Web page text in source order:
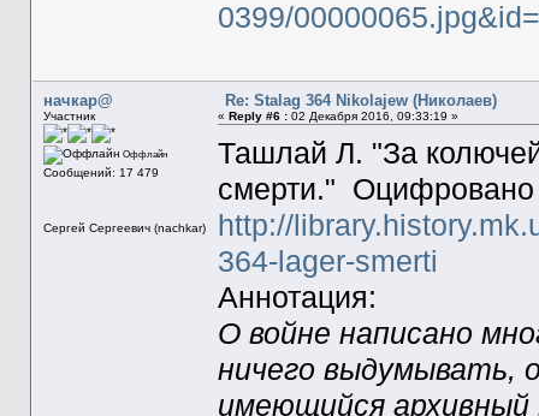
0399/
начкар@
Участник
Оффлайн
Сообщений: 17 479
Сергей Сергеевич (nachkar)
Re: Stalag 364 Nikolajew (Николаев)
« Reply #6 :02 Декабря 2016, 09:33:19 »
Ташлай Л. "За
смерти." Оцифровано
http://
364-lager-smerti
Аннотация:
О войне написано
ничего выдумывать,
имеющийся архивный